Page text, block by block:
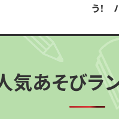
う！
気あそびラ